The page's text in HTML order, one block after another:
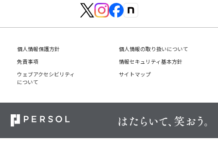
個人情報保護方針
個人情報の取り扱いについて
免責事項
情報セキュリティ基本方針
ウェブアクセシビリティ
について
サイトマップ